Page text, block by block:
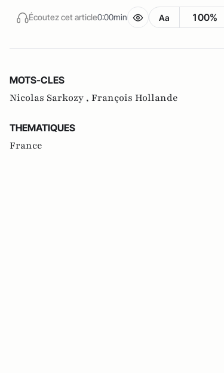
Écoutez cet article0:00min Aa 100%
MOTS-CLES
Nicolas Sarkozy , François Hollande
THEMATIQUES
France